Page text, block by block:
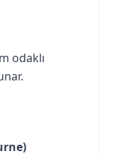
odaklı